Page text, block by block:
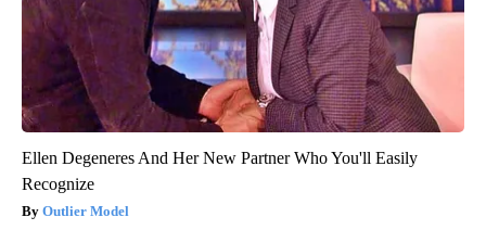
Ellen Degeneres And Her New Partner Who You'll Easily
Recognize
Outlier Model